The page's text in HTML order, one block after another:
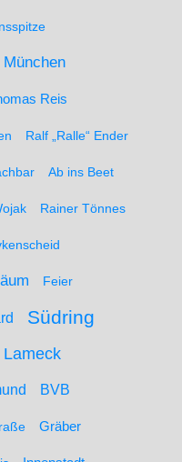
Reis
Ralf „Ralle“ Ender
Ab ins Beet
Rainer Tönnes
Feier
Südring
Lameck
BVB
Gräber